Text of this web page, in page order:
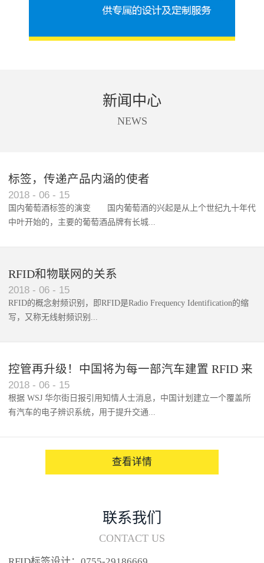
新闻中心
NEWS
标签，传递产品内涵的使者
2018 - 06 - 15
国内葡萄酒标签的演变 国内葡萄酒的兴起是从上个世纪九十年代
中叶开始的，主要的葡萄酒品牌有长城...
RFID和物联网的关系
2018 - 06 - 15
RFID的概念射频识别，即RFID是Radio Frequency Identification的缩
写，又称无线射频识别...
控管再升级！中国将为每一部汽车建置 RFID 来
架构辨识系统
2018 - 06 - 15
根据 WSJ 华尔街日报引用知情人士消息，中国计划建立一个覆盖所
有汽车的电子辨识系统，用于提升交通...
查看详情
联系我们
CONTACT US